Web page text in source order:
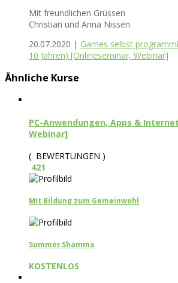
Mit freundlichen Grüssen
Christian und Anna Nissen
20.07.2020 | Games selbst
10 Jahren) [Onlineseminar, Webinar]
Ähnliche Kurse
PC-Anwendungen, Apps &
Webinar]
( BEWERTUNGEN )
421
Mit Bildung zum Gemeinwohl
Summer Shamma
KOSTENLOS